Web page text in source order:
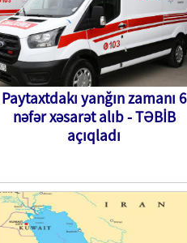
Paytaxtdakı yanğın zamanı 6
nəfər xəsarət alıb - TƏBİB
açıqladı